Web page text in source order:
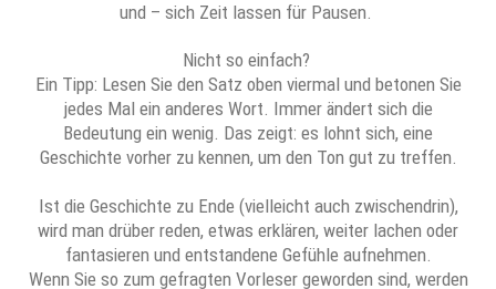
und – sich Zeit lassen für Pausen.
Nicht so einfach?
Ein Tipp: Lesen Sie den Satz oben viermal und betonen Sie
jedes Mal ein anderes Wort. Immer ändert sich die
Bedeutung ein wenig. Das zeigt: es lohnt sich, eine
Geschichte vorher zu kennen, um den Ton gut zu treffen.
Ist die Geschichte zu Ende (vielleicht auch zwischendrin),
wird man drüber reden, etwas erklären, weiter lachen oder
fantasieren und entstandene Gefühle aufnehmen.
Wenn Sie so zum gefragten Vorleser geworden sind, werden